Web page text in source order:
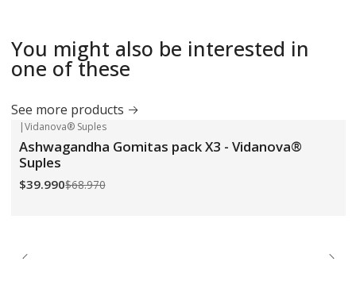
You might also be interested in
one of these
See more products
-42%
|Vidanova® Suples
Ashwagandha Gomitas pack X3 - Vidanova®
Suples
$39.990$68.970